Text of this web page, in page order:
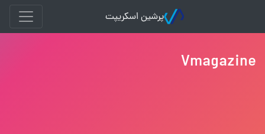
پرشین اسکریپت
Vmagazine